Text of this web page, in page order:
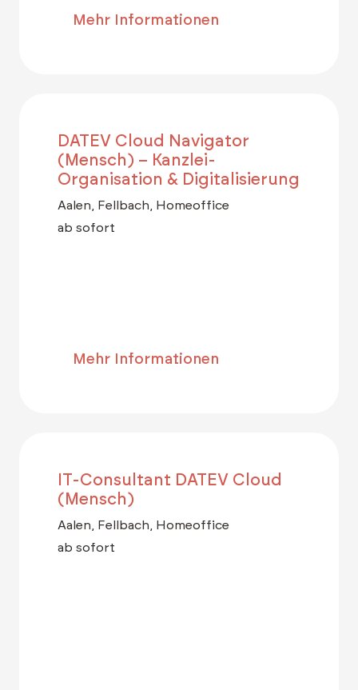
Mehr Informationen
DATEV Cloud Navigator
(Mensch) – Kanzlei-
Organisation & Digitalisierung
Aalen, Fellbach, Homeoffice
ab sofort
Mehr Informationen
IT-Consultant DATEV Cloud
(Mensch)
Aalen, Fellbach, Homeoffice
ab sofort